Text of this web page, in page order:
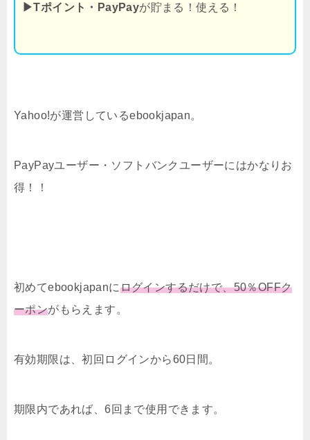
▶Tポイント・PayPayが貯まる！使える！
Yahoo!が運営しているebookjapan。
PayPayユーザー・ソフトバンクユーザーにはかなりお
得！！
初めてebookjapanにログインするだけで、50％OFFク
ーポンがもらえます。
有効期限は、初回ログインから60日間。
期限内であれば、6回まで使用できます。